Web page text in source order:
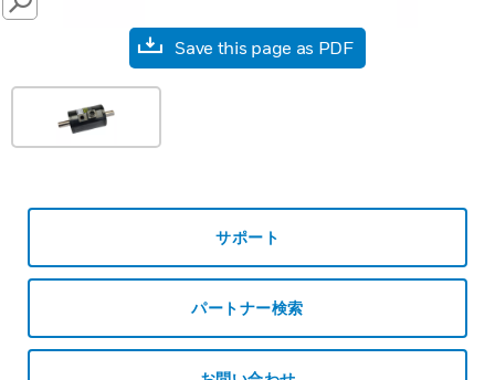
SEARCH
Save this page as PDF
サポート
パートナー検索